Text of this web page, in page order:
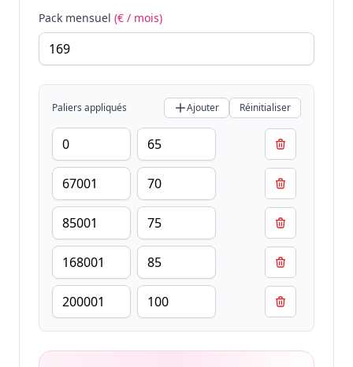
Pack mensuel (€ / mois)
Paliers appliqués Ajouter Réinitialiser